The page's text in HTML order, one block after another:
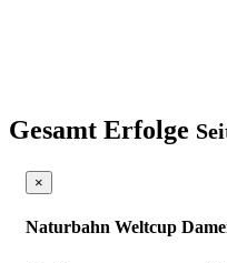
Gesamt Erfolge
×
Naturbahn Weltcup